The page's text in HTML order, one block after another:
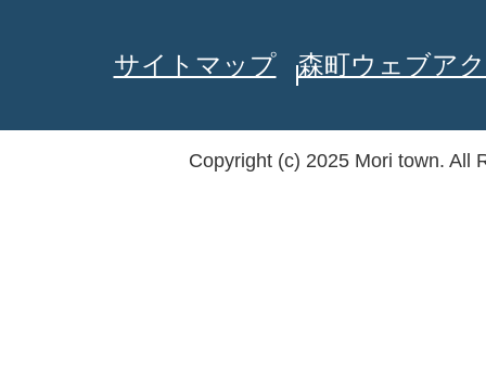
サイトマップ 森町ウェブア
Copyright (c) 2025 Mori town. All